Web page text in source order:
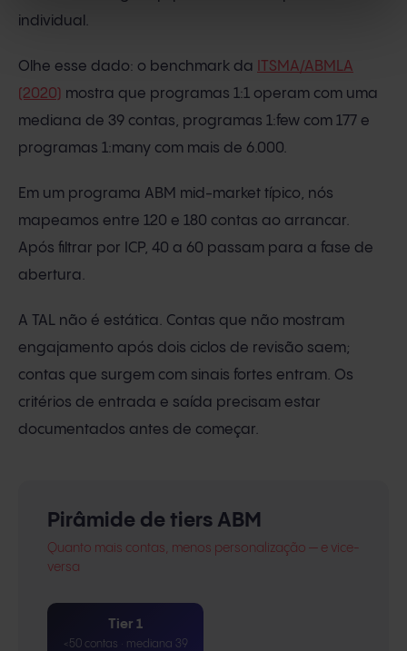
individual.
Olhe esse dado: o benchmark da
ITSMA/ABMLA
(2020) mostra que programas 1:1 operam com uma
mediana de 39 contas, programas 1:few com 177 e
programas 1:many com mais de 6.000.
Em um programa ABM mid-market típico, nós
mapeamos entre 120 e 180 contas ao arrancar.
Após filtrar por ICP, 40 a 60 passam para a fase de
abertura.
A TAL não é estática. Contas que não mostram
engajamento após dois ciclos de revisão saem;
contas que surgem com sinais fortes entram. Os
critérios de entrada e saída precisam estar
documentados antes de começar.
Pirâmide de tiers ABM
Quanto mais contas, menos personalização — e vice-
versa
Tier 1
<50 contas · mediana 39